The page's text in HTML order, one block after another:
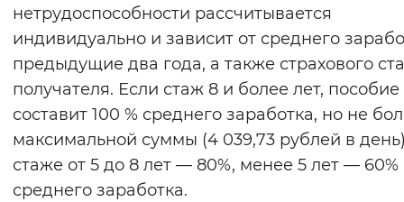
нетрудоспособности рассчитывается
индивидуально и зависит от среднего
предыдущие два года, а также страхового
получателя. Если стаж 8 и более лет, пособие
составит 100 % среднего заработка, но не
максимальной суммы (4 039,73 рублей в
стаже от 5 до 8 лет — 80%, менее 5 лет — 60%
среднего заработка.